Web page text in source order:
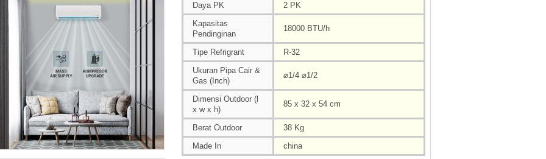
Daya PK
2 PK
Kapasitas
Pendinginan
18000 BTU/h
Tipe Refrigrant
R-32
Ukuran Pipa Cair &
Gas (Inch)
⌀1/4 ⌀1/2
Dimensi Outdoor (l
x w x h)
85 x 32 x 54 cm
Berat Outdoor
38 Kg
Made In
china